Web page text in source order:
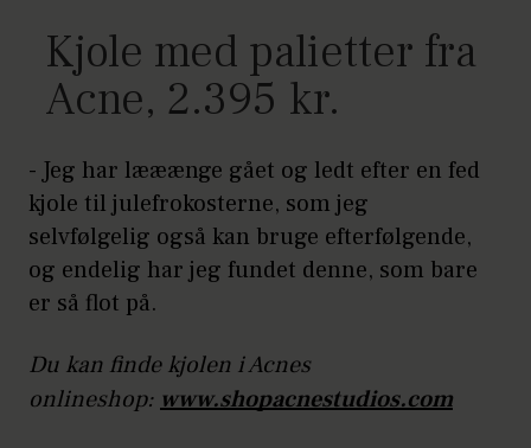
Kjole med palietter fra
Acne, 2.395 kr.
- Jeg har lææænge gået og ledt efter en fed
kjole til julefrokosterne, som jeg
selvfølgelig også kan bruge efterfølgende,
og endelig har jeg fundet denne, som bare
er så flot på.
Du kan finde kjolen i Acnes
onlineshop: www.shopacnestudios.com